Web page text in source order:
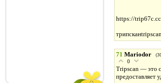
https://trip67c.cc
71 Mariodor
0
Tripscan — это
предоставляет